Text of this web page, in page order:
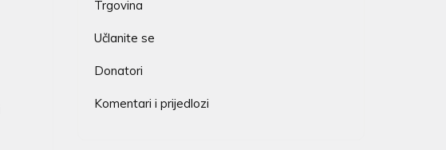
Trgovina
Učlanite se
Donatori
Komentari i prijedlozi